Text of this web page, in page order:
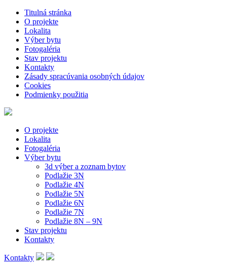
Titulná stránka
O projekte
Lokalita
Výber bytu
Fotogaléria
Stav projektu
Kontakty
Zásady spracúvania osobných údajov
Cookies
Podmienky použitia
O projekte
Lokalita
Fotogaléria
Výber bytu
3d výber a zoznam bytov
Podlažie 3N
Podlažie 4N
Podlažie 5N
Podlažie 6N
Podlažie 7N
Podlažie 8N – 9N
Stav projektu
Kontakty
Kontakty